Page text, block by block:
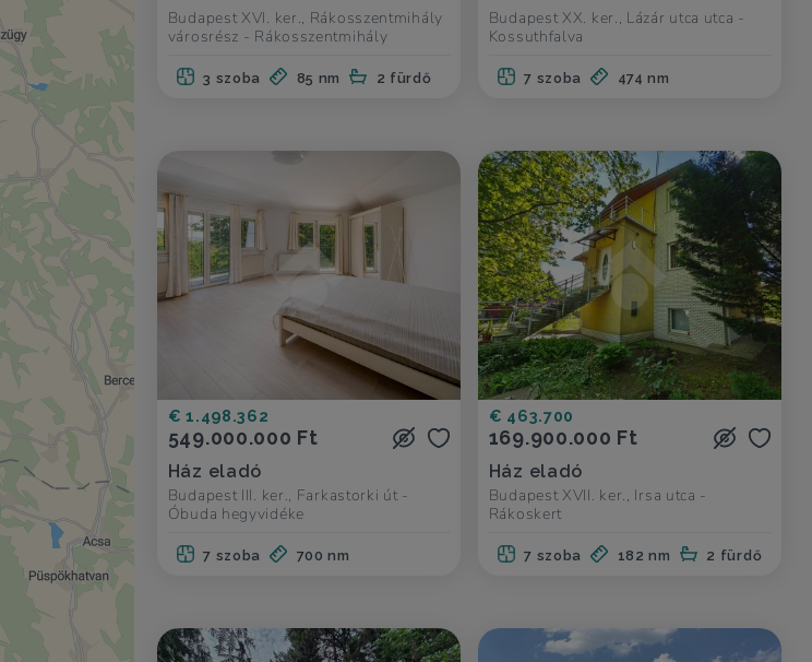
Budapest XVI. ker., Rákosszentmihály
városrész - Rákosszentmihály
3 szoba 85 nm 2 fürdő
Budapest XX. ker., Lázár utca utca -
Kossuthfalva
7 szoba 474 nm
€ 1.498.362
549.000.000 Ft
Ház eladó
Budapest III. ker., Farkastorki út -
Óbuda hegyvidéke
7 szoba 700 nm
€ 463.700
169.900.000 Ft
Ház eladó
Budapest XVII. ker., Irsa utca -
Rákoskert
7 szoba 182 nm 2 fürdő